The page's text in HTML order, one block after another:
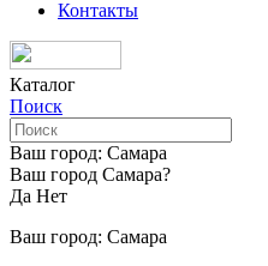
Контакты
Каталог
Поиск
Ваш город: Самара
Ваш город Самара?
Да Нет
Ваш город: Самара